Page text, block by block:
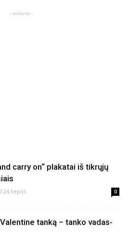
- reklama -
carry on“ plakatai iš tikrųjų
24 liepos 0
tanką – tanko vadas-